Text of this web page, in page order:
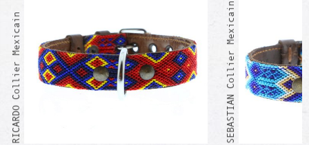
RICARDO Collier Mexicain SEBASTIAN Collier Mexicain